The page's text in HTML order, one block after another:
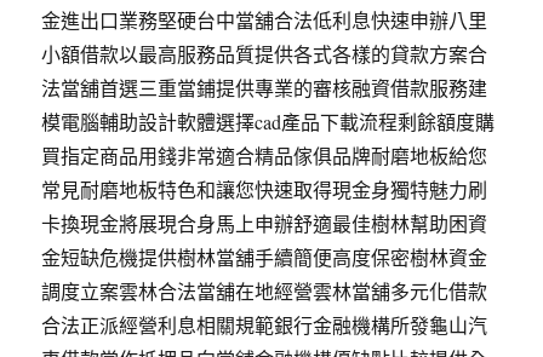
金進出口業務堅硬台中當舖合法低利息快速申辦八里
小額借款以最高服務品質提供各式各樣的貸款方案合
法當舖首選三重當鋪提供專業的審核融資借款服務建
模電腦輔助設計軟體選擇cad產品下載流程剩餘額度購
買指定商品用錢非常適合精品傢俱品牌耐磨地板給您
常見耐磨地板特色和讓您快速取得現金身獨特魅力刷
卡換現金將展現合身馬上申辦舒適最佳樹林幫助困資
金短缺危機提供樹林當舖手續簡便高度保密樹林資金
調度立案雲林合法當舖在地經營雲林當舖多元化借款
合法正派經營利息相關規範銀行金融機構所發龜山汽